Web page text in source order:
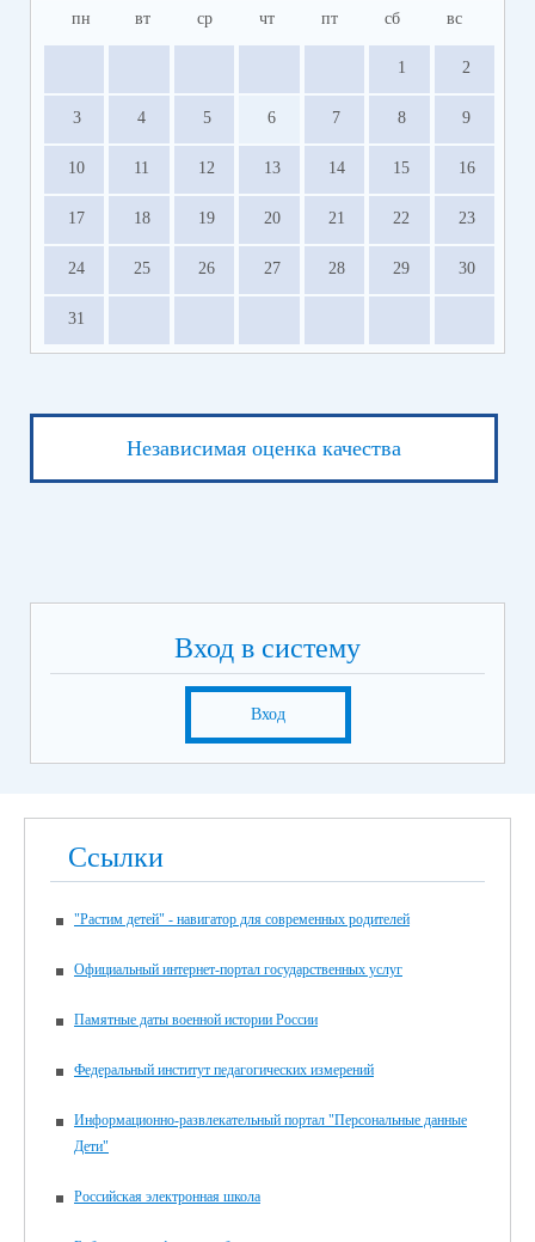
пн вт ср чт пт сб вс
1 2
3 4 5 6 7 8 9
10 11 12 13 14 15 16
17 18 19 20 21 22 23
24 25 26 27 28 29 30
31
Независимая оценка качества
Вход в систему
Вход
Ссылки
"Растим детей" - навигатор для современных родителей
Официальный интернет-портал государственных услуг
Памятные даты военной истории России
Федеральный институт педагогических измерений
Информационно-развлекательный портал "Персональные данные
Дети"
Российская электронная школа